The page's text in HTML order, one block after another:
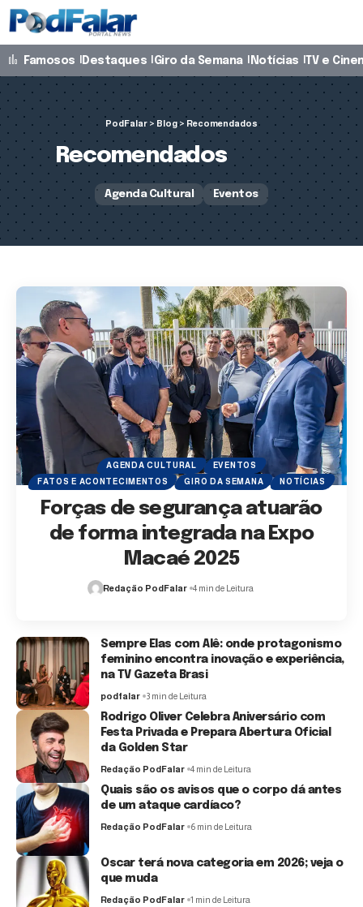
Famosos Destaques Giro da Semana Notícias TV e
PodFalar > Blog> Recomendados
Recomendados
Agenda Cultural Eventos
AGENDA CULTURAL
EVENTOS
FATOS E ACONTECIMENTOS
GIRO DA SEMANA NOTÍCIAS
Forças de segurança atuarão
de forma integrada na Expo
Macaé 2025
Redação PodFalar 4 min de Leitura
Sempre Elas com Alê: onde protagonismo
feminino encontra inovação e experiência,
na TV Gazeta Brasi
podfalar 3 min de Leitura
Rodrigo Oliver Celebra Aniversário com
Festa Privada e Prepara Abertura Oficial
da Golden Star
Redação PodFalar 4 min de Leitura
Quais são os avisos que o corpo dá antes
de um ataque cardíaco?
Redação PodFalar 6 min de Leitura
Oscar terá nova categoria em 2026; veja o
que muda
Redação PodFalar 1 min de Leitura